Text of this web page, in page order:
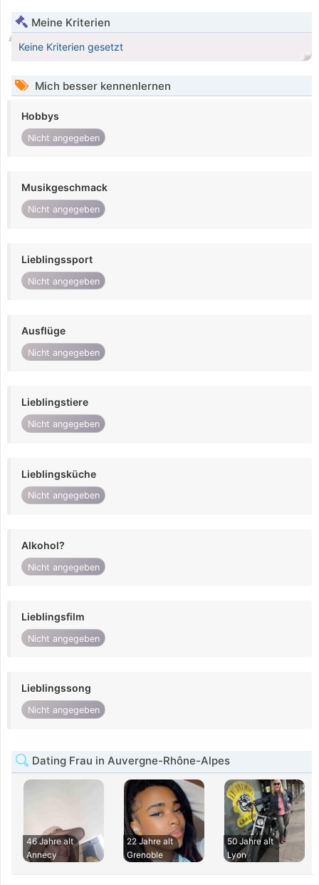
Meine Kriterien
Keine Kriterien gesetzt
Mich besser kennenlernen
Hobbys
Nicht angegeben
Musikgeschmack
Nicht angegeben
Lieblingssport
Nicht angegeben
Ausflüge
Nicht angegeben
Lieblingstiere
Nicht angegeben
Lieblingsküche
Nicht angegeben
Alkohol?
Nicht angegeben
Lieblingsfilm
Nicht angegeben
Lieblingssong
Nicht angegeben
Dating Frau in Auvergne-Rhône-Alpes
46 Jahre alt
Annecy
22 Jahre alt
Grenoble
50 Jahre alt
Lyon